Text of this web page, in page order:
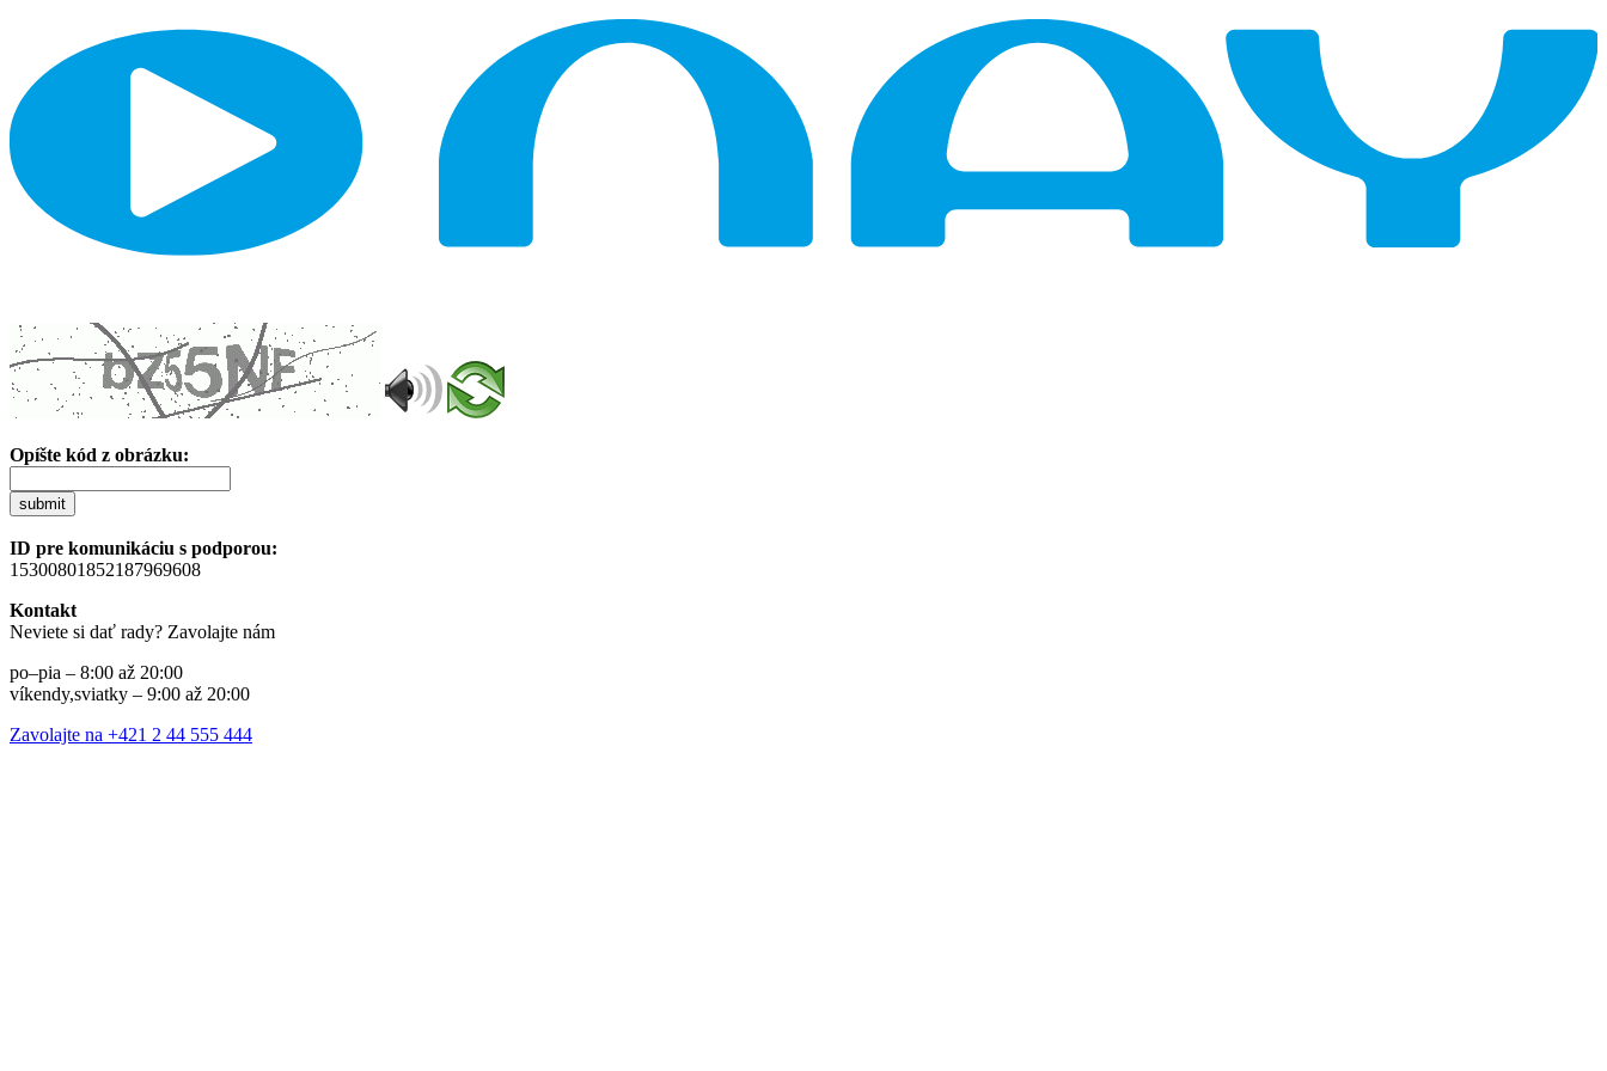
Opíšte kód z obrázku:
submit
ID pre komunikáciu s podporou:
15300801852187969608
Kontakt
Neviete si dať rady? Zavolajte nám
po–pia – 8:00 až 20:00
víkendy,sviatky – 9:00 až 20:00
Zavolajte na +421 2 44 555 444